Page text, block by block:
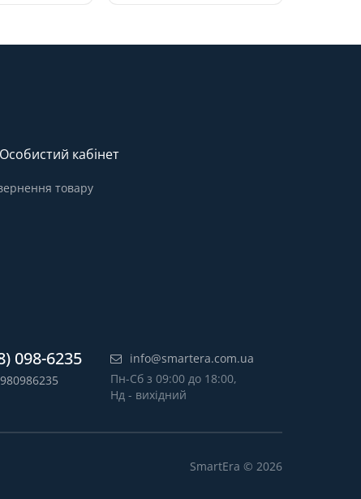
кабінет
товару
098-6235
info@smartera.com.ua
Пн-Сб з 09:00 до 18:00,
Нд - вихідний
SmartEra © 2026